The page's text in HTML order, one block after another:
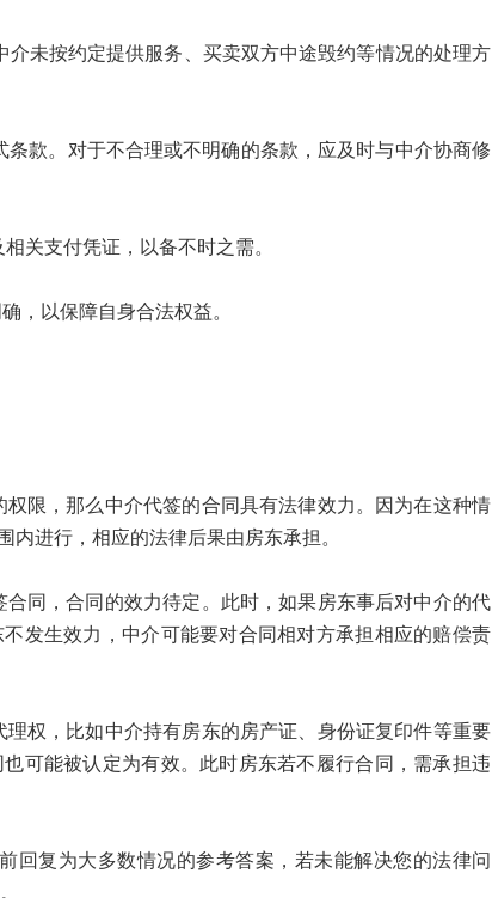
按约定提供服务、买卖双方中途毁约等情况的处理方
。对于不合理或不明确的条款，应及时与中介协商修
支付凭证，以备不时之需。
以保障自身合法权益。
，那么中介代签的合同具有法律效力。因为在这种情
进行，相应的法律后果由房东承担。
，合同的效力待定。此时，如果房东事后对中介的代
发生效力，中介可能要对合同相对方承担相应的赔偿责
，比如中介持有房东的房产证、身份证复印件等重要
可能被认定为有效。此时房东若不履行合同，需承担违
复为大多数情况的参考答案，若未能解决您的法律问